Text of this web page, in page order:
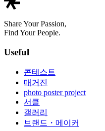
Share Your Passion,
Find Your People.
Useful
콘테스트
매거진
photo poster project
서클
갤러리
브랜드・메이커